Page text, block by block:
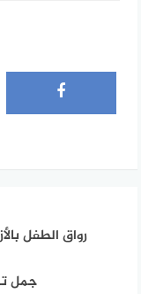
رواق الطفل
جمل